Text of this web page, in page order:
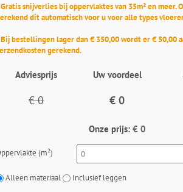
snijverlies bij oppervlaktes van 35m² en meer.
dit automatisch voor u voor alle types
bestellingen lager dan € 350,00 wordt er € 50,00
gerekend.
Adviesprijs Uw voordeel
€ 0 € 0
Onze prijs: € 0
(m²)
Alleen materiaal Inclusief leggen